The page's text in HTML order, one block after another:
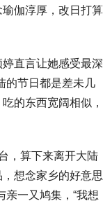
伽淳厚，改日打算
直言让她感受最深
的节日都是差未几
的东西宽阔相似，
，算下来离开大陆
想念家乡的好意思
亲一又鸠集，“我想